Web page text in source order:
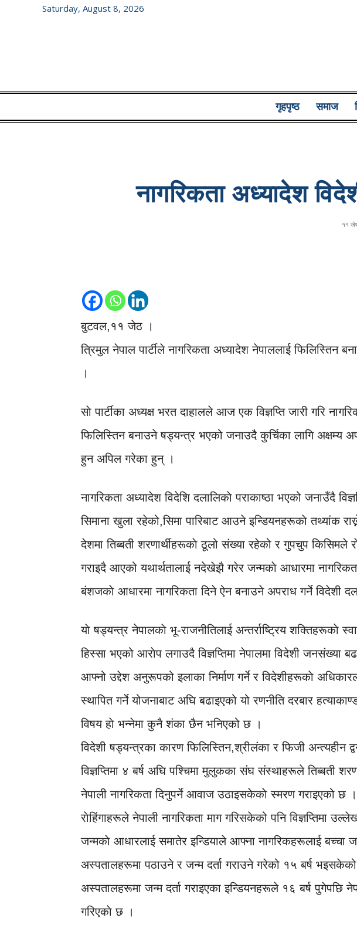
Saturday, August 8, 2026
गृहपृष्ठ समाज
नागरिकता अध्यादेश
११
बुटवल,११ जेठ ।
त्रिमुल नेपाल पार्टीले नागरिकता अध्यादेश नेपाललाई फिलिस्तिन
।
साे पार्टीका अध्यक्ष भरत दाहालले आज एक विज्ञप्ति जारी गरि
फिलिस्तिन बनाउने षड्यन्त्र भएको जनाउदै कुर्चिका लागि अक्षम्य
हुन अपिल गरेका हुन् ।
नागरिकता अध्यादेश विदेशि दलालिकाे पराकाष्ठा भएको जनाउँदै
सिमाना खुला रहेको,सिमा पारिबाट आउने इन्डियनहरूकाे तथ्यांक
देशमा तिब्बती शरणार्थीहरूकाे ठूलो संख्या रहेको र गुपचुप किसिमले
गराइदै आएको यथार्थतालाई नदेखेझै गरेर जन्मकाे आधारमा
बंशजकाे आधारमा नागरिकता दिने ऐन बनाउने अपराध गर्ने विदेशी
याे षड्यन्त्र नेपालकाे भू-राजनीतिलाई अन्तर्राष्ट्रिय शक्तिहरूकाे
हिस्सा भएको आराेप लगाउदै विज्ञप्तिमा नेपालमा विदेशी जनसंख्या
आफ्नो उद्देश अनुरूपको इलाका निर्माण गर्ने र विदेशीहरूकाे
स्थापित गर्ने योजनाबाट अघि बढाइएको यो रणनीति दरबार
विषय हाे भन्नेमा कुनै शंका छैन भनिएको छ ।
विदेशी षड्यन्त्रका कारण फिलिस्तिन,श्रीलंका र फिजी अन्त्यहीन
विज्ञप्तिमा ४ बर्ष अघि पश्चिमा मुलुकका संघ संस्थाहरूले तिब्बती
नेपाली नागरिकता दिनुपर्ने आवाज उठाइसकेकाे स्मरण गराइएको छ
राेहिंगाहरूले नेपाली नागरिकता माग गरिसकेको पनि विज्ञप्तिमा
जन्मकाे आधारलाई समातेर इन्डियाले आफ्ना नागरिकहरूलाई बच्चा
अस्पतालहरूमा पठाउने र जन्म दर्ता गराउने गरेको १५ बर्ष भइसकेको
अस्पतालहरूमा जन्म दर्ता गराइएका इन्डियनहरूले १६ बर्ष पुगेपछि
गरिएकाे छ ।